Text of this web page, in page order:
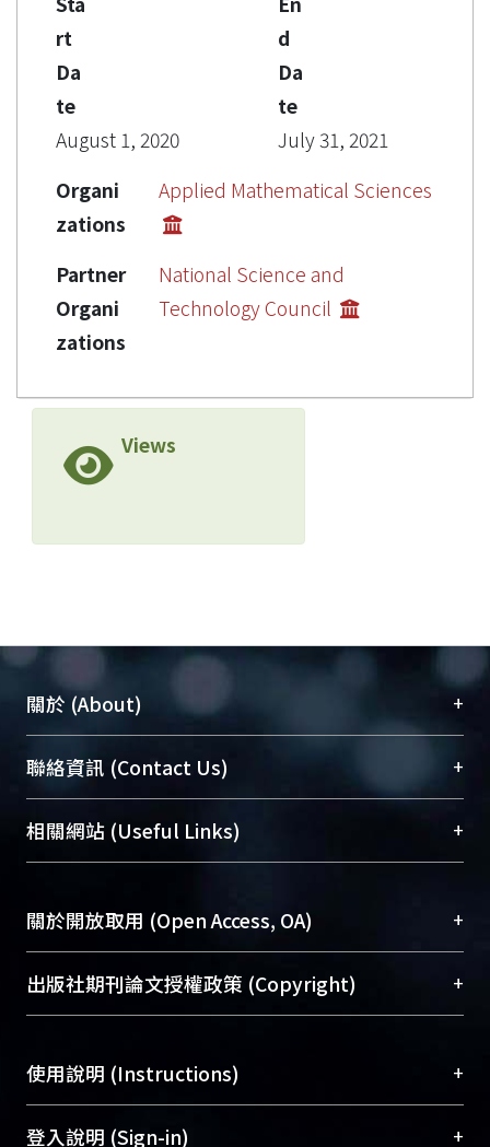
rt
Da
te
August 1, 2020
d
Da
te
July 31, 2021
Organi
zations
Applied Mathematical Sciences
Partner
Organi
zations
National Science and
Technology Council
Views
關於 (About) +
臺大位居世界頂尖大學之列，為永久珍藏及向國際
展現本校豐碩的研究成果及學術能量，圖書館整合
機構典藏（NTUR）與學術庫（AH）不同功能平
台，成為臺大學術典藏NTU scholars。期能整合研
成果。
To permanently archive and promote researcher
profiles and scholarly works, Library integrates the
services of “NTU Repository” with “Academic
聯絡資訊 (Contact Us) +
總館學科館員(Main Library)
醫學圖書館學科館員(Medical Library)
Sciences Library)
相關網站 (Useful Links) +
關於開放取用 (Open Access, OA) +
開放取用是從使用者角度提升資訊取用性的社會運
動，應用在學術研究上是透過將研究著作公開供使
用逐年攀升。同時可加速研究發展、提升研究影響
Archive）平台。 （點選深入了解OA）
出版社期刊論文授權政策 (Copyright) +
含部分內容的版權非匯入者所有，或由第三方贊
助與合作完成，請確認該版權所有者及第三方同
意提供此授權。
使用說明 (Instructions) +
網站簡介(Quickstart Guide)
登入說明 (Sign-in) +